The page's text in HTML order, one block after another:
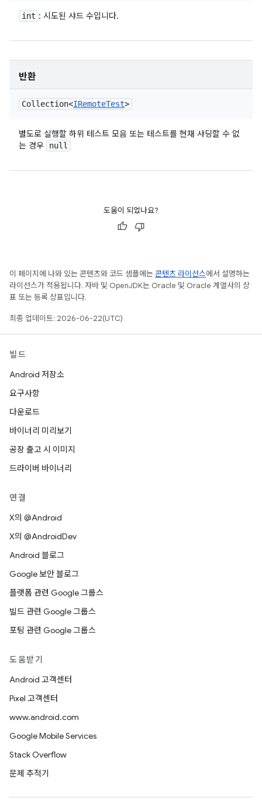
int : 시도된 샤드 수입니다.
반환
Collection<IRemoteTest>
별도로 실행할 하위 테스트 모음 또는 테스트를 현재 샤딩할 수 없
는 경우
null
도움이 되었나요?
이 페이지에 나와 있는 콘텐츠와 코드 샘플에는 콘텐츠 라이선스에서 설명하는
라이선스가 적용됩니다. 자바 및 OpenJDK는 Oracle 및 Oracle 계열사의 상
표 또는 등록 상표입니다.
최종 업데이트: 2026-06-22(UTC)
빌드
Android 저장소
요구사항
다운로드
바이너리 미리보기
공장 출고 시 이미지
드라이버 바이너리
연결
X의 @Android
X의 @AndroidDev
Android 블로그
Google 보안 블로그
플랫폼 관련 Google 그룹스
빌드 관련 Google 그룹스
포팅 관련 Google 그룹스
도움받기
Android 고객센터
Pixel 고객센터
www.android.com
Google Mobile Services
Stack Overflow
문제 추적기